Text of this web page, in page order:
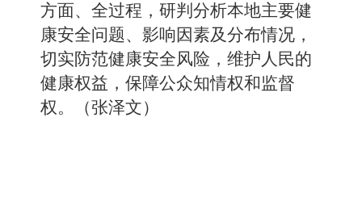
方面、全过程，研判分析本地主要健
康安全问题、影响因素及分布情况，
切实防范健康安全风险，维护人民的
健康权益，保障公众知情权和监督
权。（张泽文）